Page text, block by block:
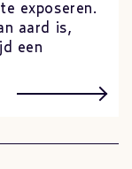
exposeren.
aard is,
een